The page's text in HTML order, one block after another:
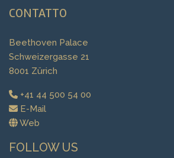
CONTATTO
Beethoven Palace
Schweizergasse 21
8001 Zürich
+41 44 500 54 00
E-Mail
Web
FOLLOW US